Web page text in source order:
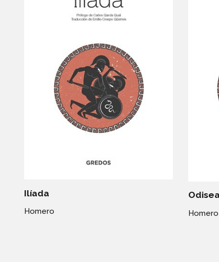
Ilíada
Homero
Odisea
Homero